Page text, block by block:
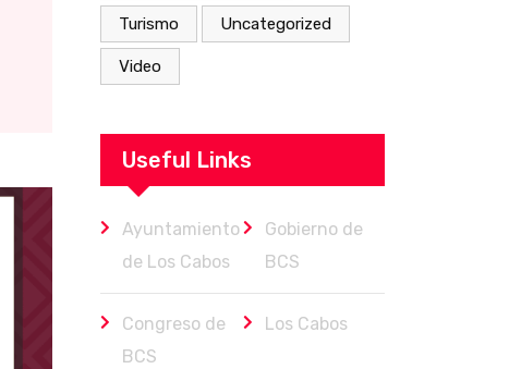
Turismo Uncategorized
Video
Useful Links
Ayuntamiento
de Los Cabos
Gobierno de
BCS
Congreso de
BCS
Los Cabos